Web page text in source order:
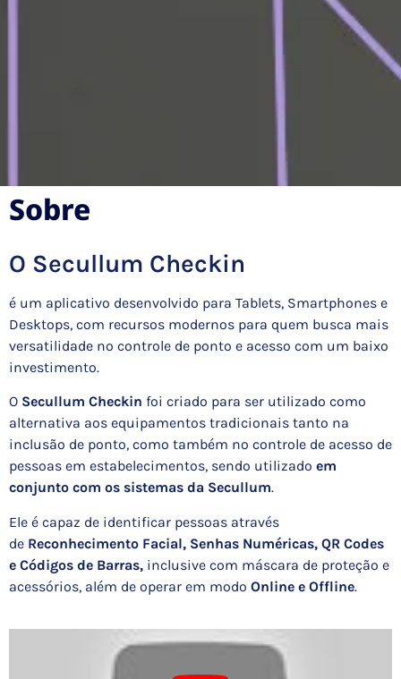
Sobre
O Secullum Checkin
é um aplicativo desenvolvido para Tablets, Smartphones e
Desktops, com recursos modernos para quem busca mais
versatilidade no controle de ponto e acesso com um baixo
investimento.
O Secullum Checkin foi criado para ser utilizado como
alternativa aos equipamentos tradicionais tanto na
inclusão de ponto, como também no controle de acesso de
pessoas em estabelecimentos, sendo utilizado em
conjunto com os sistemas da Secullum.
Ele é capaz de identificar pessoas através
de Reconhecimento Facial, Senhas Numéricas, QR Codes
e Códigos de Barras, inclusive com máscara de proteção e
acessórios, além de operar em modo Online e Offline.